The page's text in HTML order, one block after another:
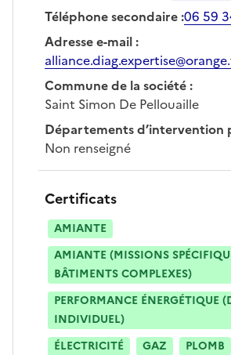
Téléphone secondaire:06 59
Adresse e-mail:
Commune de la société:
Saint Simon De Pellouaille
Départements d’intervention
Non renseigné
Certificats
AMIANTE
AMIANTE (MISSIONS
BÂTIMENTS COMPLEXES)
PERFORMANCE ÉNERGÉTIQUE
INDIVIDUEL)
ÉLECTRICITÉ
GAZ
PLOMB